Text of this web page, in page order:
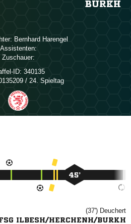
BURKH
 
Assistenten:
Zuschauer:
ID: 340135
/ 24. Spieltag
45’
(37') 
ILBESH/HERCHENH/BURKH